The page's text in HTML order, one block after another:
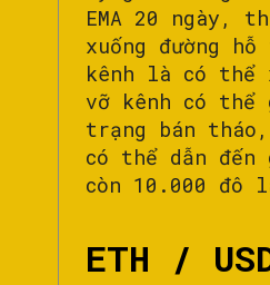
EMA 20 ngày,
xuống đường
kênh là có thể
vỡ kênh có
trạng bán
có thể dẫn đến
còn 10.000 đô
ETH /